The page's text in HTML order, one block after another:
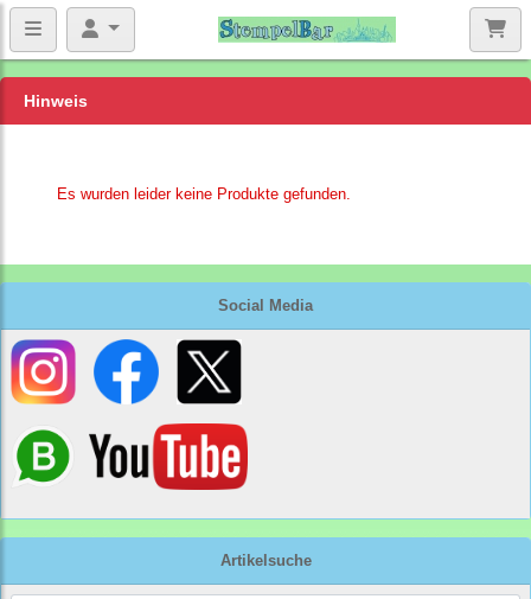
Social Media
Artikelsuche
Hinweis
Es wurden leider keine Produkte gefunden.